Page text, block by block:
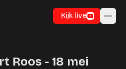
Kijk live
Roos - 18 mei